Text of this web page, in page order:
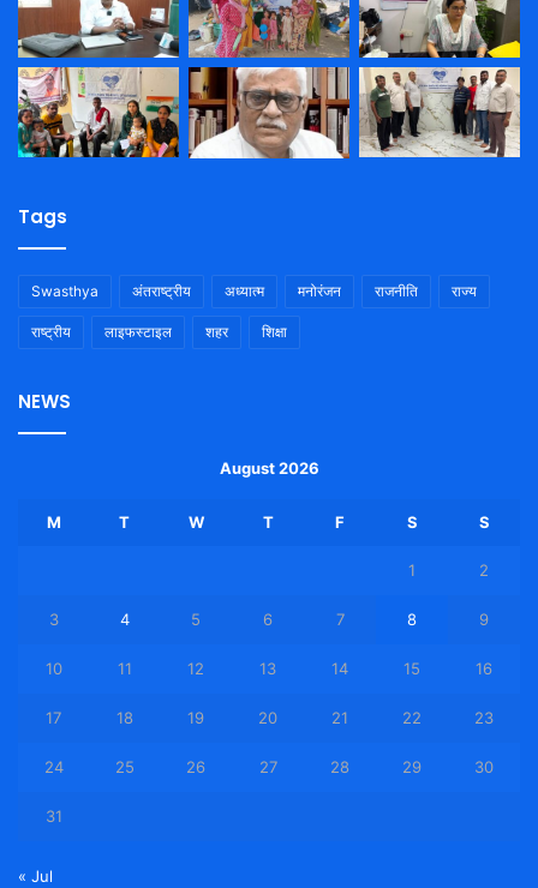
Tags
Swasthya अंतराष्ट्रीय अध्यात्म मनोरंजन राजनीति राज्य
राष्ट्रीय लाइफस्टाइल शहर शिक्षा
NEWS
August 2026
M T W T F S S
1 2
3 4 5 6 7 8 9
10 11 12 13 14 15 16
17 18 19 20 21 22 23
24 25 26 27 28 29 30
31
« Jul